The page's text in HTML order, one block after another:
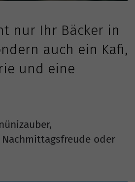
nur Ihr Bäcker in
auch ein Kafi,
und eine
oder